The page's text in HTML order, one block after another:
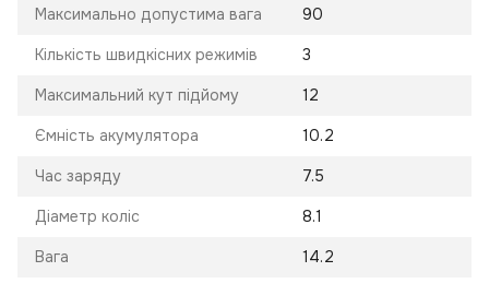
Максимально допустима вага 90
Кількість швидкісних режимів 3
Максимальний кут підйому 12
Ємність акумулятора 10.2
Час заряду 7.5
Діаметр коліс 8.1
Вага 14.2